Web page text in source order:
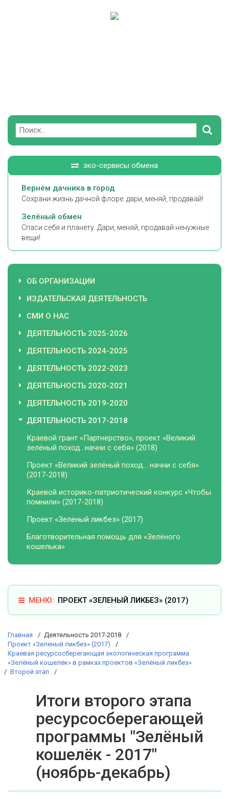
Поиск
эко-сервисы обмена
Вернём дачника в город
Сохрани жизнь дачной флоре: дари, меняй, продавай!
Зелёный обмен
Спаси себя и планету. Дари, меняй, продавай ненужные
вещи!
ОБ ОРГАНИЗАЦИИ
ИЗДАТЕЛЬСКАЯ ДЕЯТЕЛЬНОСТЬ
СМИ О НАС
ДЕЯТЕЛЬНОСТЬ 2025-2026
ДЕЯТЕЛЬНОСТЬ 2024-2025
ДЕЯТЕЛЬНОСТЬ 2022-2023
ДЕЯТЕЛЬНОСТЬ 2020-2021
ДЕЯТЕЛЬНОСТЬ 2019-2020
ДЕЯТЕЛЬНОСТЬ 2017-2018
Краевой грант «Партнерство», проект «Великий
зелёный поход…начни с себя» (2018)
Проект «Великий зелёный поход… начни с себя»
(2017-2018)
Краевой историко-патриотический конкурс «Чтобы
помнили» (2017-2018)
Проект «Зеленый ликбез» (2017)
Благотворительная помощь для «Зелёного
кошелька»
ПРОЕКТ «ЗЕЛЕНЫЙ ЛИКБЕЗ» (2017)
Главная
Деятельность 2017-2018
Проект «Зеленый ликбез» (2017)
Краевая ресурсосберегающая экологическая программа
«Зелёный кошелёк» в рамках проектов «Зелёный ликбез»
Второй этап
Итоги второго этапа
ресурсосберегающей
программы "Зелёный
кошелёк - 2017"
(ноябрь-декабрь)